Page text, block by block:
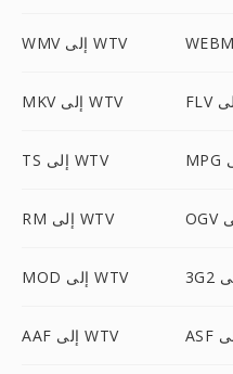
WMV إلى WTV
MKV إلى WTV
TS إلى WTV
RM إلى WTV
MOD إلى WTV
AAF إلى WTV